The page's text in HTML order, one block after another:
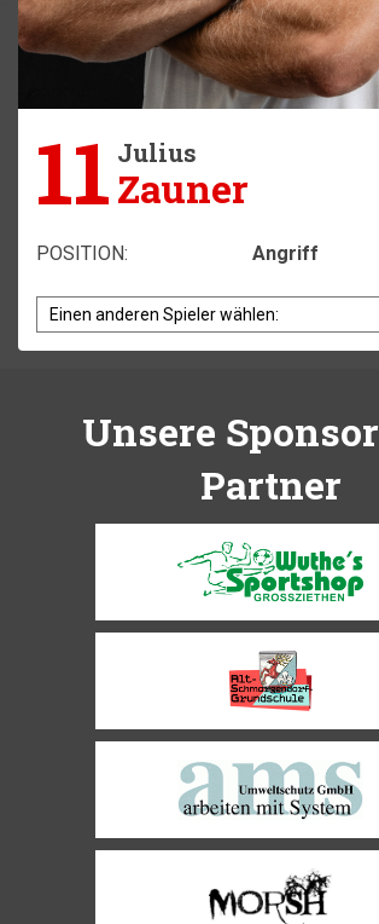
11 Julius
Zauner
POSITION: Angriff
Unsere
Partner